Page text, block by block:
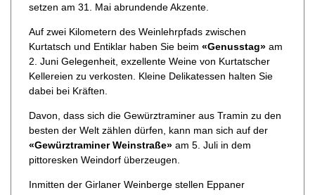
setzen am 31. Mai abrundende Akzente.
Auf zwei Kilometern des Weinlehrpfads zwischen
Kurtatsch und Entiklar haben Sie beim «Genusstag» am
2. Juni Gelegenheit, exzellente Weine von Kurtatscher
Kellereien zu verkosten. Kleine Delikatessen halten Sie
dabei bei Kräften.
Davon, dass sich die Gewürztraminer aus Tramin zu den
besten der Welt zählen dürfen, kann man sich auf der
«Gewürztraminer Weinstraße» am 5. Juli in dem
pittoresken Weindorf überzeugen.
Inmitten der Girlaner Weinberge stellen Eppaner